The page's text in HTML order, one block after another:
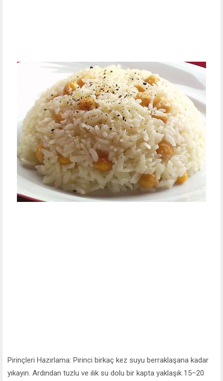
Pirinçleri Hazırlama: Pirinci birkaç kez suyu berraklaşana kadar
yıkayın. Ardından tuzlu ve ılık su dolu bir kapta yaklaşık 15–20